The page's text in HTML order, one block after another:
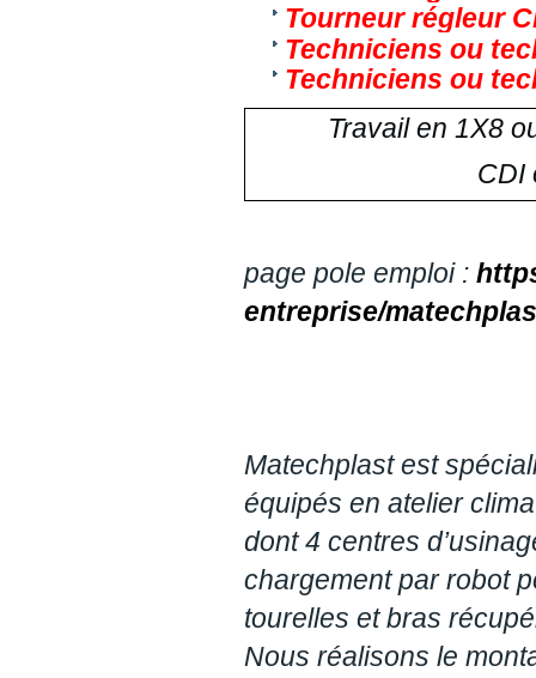
Tourneur régleur
Techniciens ou
Techniciens ou
Travail en 1X8
CDI
page pole emploi :
entreprise/
Matechplast est
équipés en atelier
dont 4 centres
chargement par robot
tourelles et bras
Nous réalisons le